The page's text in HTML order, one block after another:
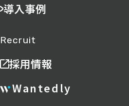
導入事例
Recruit
採用情報
Wantedly